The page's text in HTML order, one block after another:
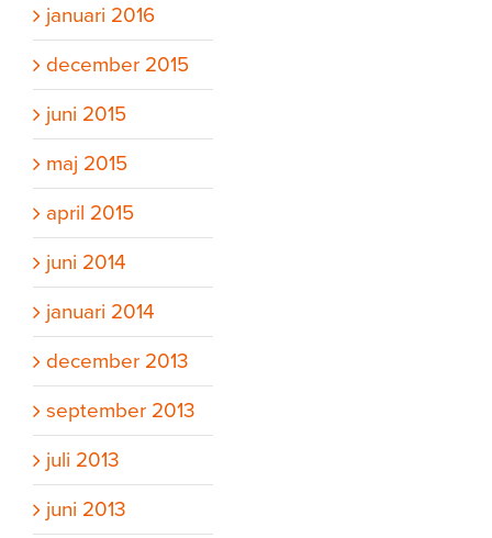
januari 2016
december 2015
juni 2015
maj 2015
april 2015
juni 2014
januari 2014
december 2013
september 2013
juli 2013
juni 2013